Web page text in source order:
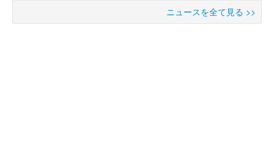
ニュースを全て見る >>